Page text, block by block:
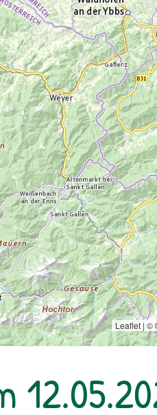
Leaflet | ©